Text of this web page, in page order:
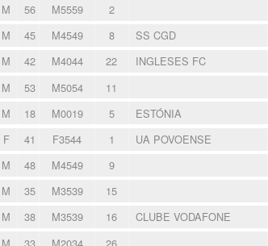
M 56 M5559 2
M 45 M4549 8 SS CGD
M 42 M4044 22 INGLESES FC
M 53 M5054 11
M 18 M0019 5 ESTÓNIA
F 41 F3544 1 UA POVOENSE
M 48 M4549 9
M 35 M3539 15
M 38 M3539 16 CLUBE VODAFONE
M 33 M2034 26